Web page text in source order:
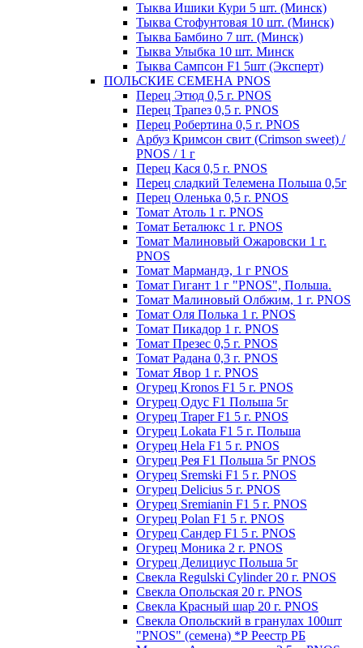
Тыква Ишики Кури 5 шт. (Минск)
Тыква Стофунтовая 10 шт. (Минск)
Тыква Бамбино 7 шт. (Минск)
Тыква Улыбка 10 шт. Минск
Тыква Сампсон F1 5шт (Эксперт)
ПОЛЬСКИЕ СЕМЕНА PNOS
Перец Этюд 0,5 г. PNOS
Перец Трапез 0,5 г. PNOS
Перец Робертина 0,5 г. PNOS
Арбуз Кримсон свит (Crimson sweet) /
PNOS / 1 г
Перец Кася 0,5 г. PNOS
Перец сладкий Телемена Польша 0,5г
Перец Оленька 0,5 г. PNOS
Томат Атоль 1 г. PNOS
Томат Беталюкс 1 г. PNOS
Томат Малиновый Ожаровски 1 г.
PNOS
Томат Мармандэ, 1 г PNOS
Томат Гигант 1 г "PNOS", Польша.
Томат Малиновый Олбжим, 1 г. PNOS
Томат Оля Полька 1 г. PNOS
Томат Пикадор 1 г. PNOS
Томат Презес 0,5 г. PNOS
Toмaт Рaдaнa 0,3 г. PNOS
Томат Явор 1 г. PNOS
Огурец Kronos F1 5 г. PNOS
Огурец Одус F1 Польша 5г
Огурец Traper F1 5 г. PNOS
Огурец Lokata F1 5 г. Польша
Огурец Hela F1 5 г. PNOS
Огурец Рея F1 Польша 5г PNOS
Огурец Sremski F1 5 г. PNOS
Огурец Delicius 5 г. PNOS
Огурец Sremianin F1 5 г. PNOS
Огурец Polan F1 5 г. PNOS
Огурец Сандер F1 5 г. PNOS
Огурец Моника 2 г. PNOS
Огурец Делициус Польша 5г
Свекла Regulski Cylinder 20 г. PNOS
Свекла Опольская 20 г. PNOS
Свекла Красный шар 20 г. PNOS
Свекла Опольский в гранулах 100шт
"PNOS" (семена) *Р Реестр РБ